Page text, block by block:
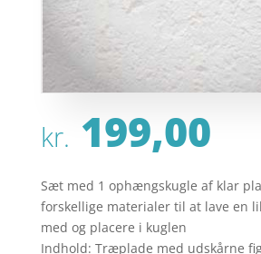
kr. 199,00
Sæt med 1 ophængskugle af klar
forskellige materialer til at lave en
med og placere i kuglen
Indhold: Træplade med udskårne